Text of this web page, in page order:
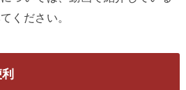
ください。